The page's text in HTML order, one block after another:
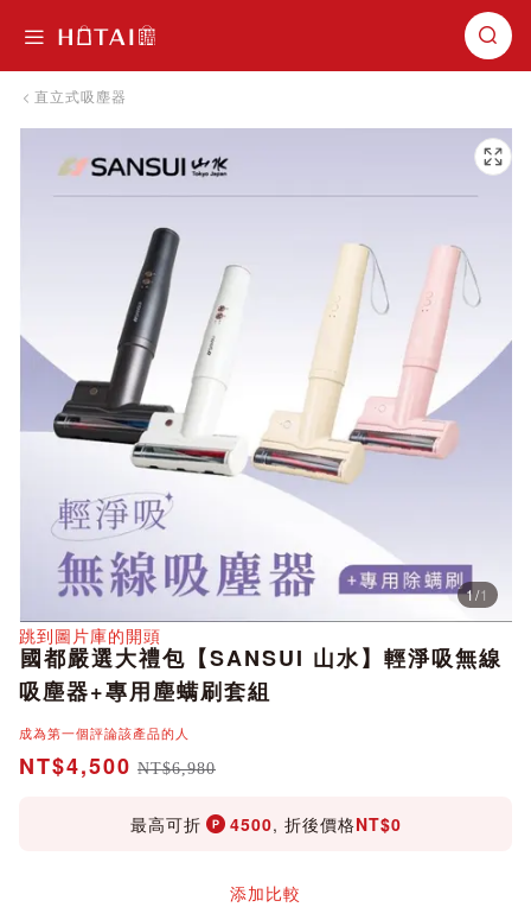
直立式吸塵器
1/1
跳到圖片庫的開頭
分享
國都嚴選大禮包【SANSUI 山水】輕淨吸無線
吸塵器+專用塵螨刷套組
成為第一個評論該產品的人
NT$4,500 NT$6,980
最高可折 4500, 折後價格NT$0
添加比較